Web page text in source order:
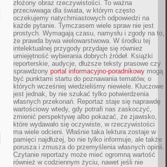
złożony obraz rzeczywistości. To ważna
przeciwwaga dla świata, w którym często
oczekujemy natychmiastowych odpowiedzi na
każde pytanie. Tymczasem wiele spraw nie jest
prostych. Wymagają czasu, namysłu i zgody na to,
że prawda bywa wielowarstwowa. W środku tej
intelektualnej przygody przydaje się również
umiejętność wybierania dobrych źródeł. Książki
reporterskie, audycje, dłuższe teksty prasowe czy
sprawdzony portal informacyjno-poradnikowy mogą
być punktami startu do poznawania tematów, o
których wcześniej wiedzieliśmy niewiele. Kluczowe
jest jednak, by nie szukać tylko potwierdzenia
własnych przekonań. Reportaż staje się naprawdę
wartościowy wtedy, gdy potrafi nas zaskoczyć,
zmienić perspektywę albo pokazać, że zjawisko,
które wydawało się oczywiste, w rzeczywistości
ma wiele odcieni. Właśnie taka lektura zostaje w
pamięci najdłużej, bo nie tylko informuje, ale także
porusza i zmusza do przemyślenia własnych opinii.
Czytanie reportaży może mieć ogromną wartość
również w codziennym życiu, nawet jeśli nie